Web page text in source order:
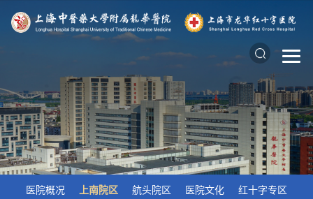
医院概况 上南院区 航头院区 医院文化 红十字专区